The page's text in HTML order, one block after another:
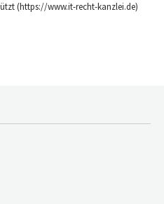
(https://www.it-recht-kanzlei.de)